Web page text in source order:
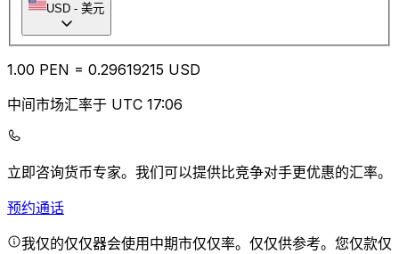
USD - 美元
1.00 PEN = 0.29619215 USD
中间市场汇率于 UTC 17:06
立即咨询货币专家。 我们可以提供比竞争对手更优惠的汇率。
预约通话
我仅的仅仅器会使用中期市仅仅率。仅仅供参考。您仅款仅